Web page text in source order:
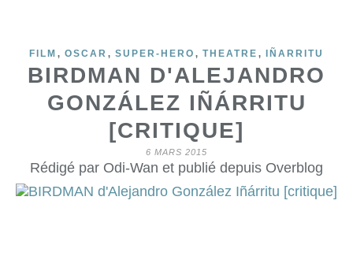
FILM , OSCAR , SUPER-HERO , THEATRE , IÑARRITU
BIRDMAN D'ALEJANDRO
GONZÁLEZ IÑÁRRITU
[CRITIQUE]
6 MARS 2015
Rédigé par Odi-Wan et publié depuis Overblog